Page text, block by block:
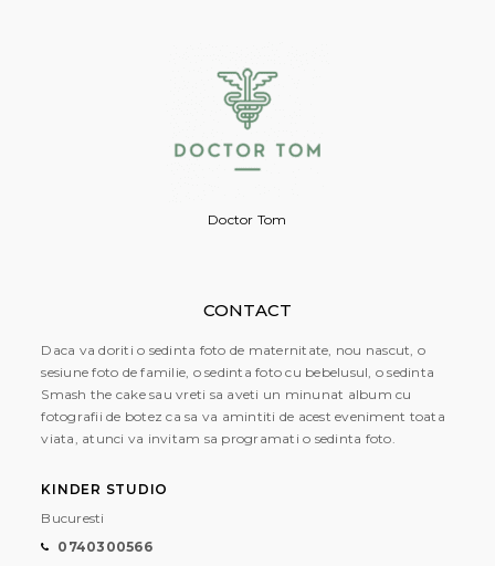
Doctor Tom
CONTACT
Daca va doriti o sedinta foto de maternitate, nou nascut, o
sesiune foto de familie, o sedinta foto cu bebelusul, o sedinta
Smash the cake sau vreti sa aveti un minunat album cu
fotografii de botez ca sa va amintiti de acest eveniment toata
viata, atunci va invitam sa programati o sedinta foto.
KINDER STUDIO
Bucuresti
0740300566